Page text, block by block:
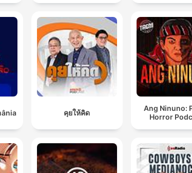
คุยให้คิด
Ang Ninuno:
Horror